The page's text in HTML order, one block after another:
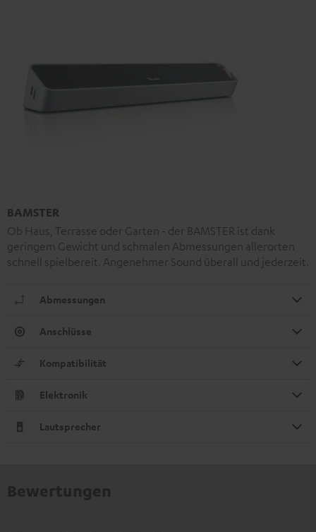
BAMSTER
Ob Haus, Terrasse oder Garten - der BAMSTER ist dank
geringem Gewicht und schmalen Abmessungen allerorten
schnell spielbereit. Angenehmer Sound überall und jederzeit.
Abmessungen
Anschlüsse
Kompatibilität
Elektronik
Lautsprecher